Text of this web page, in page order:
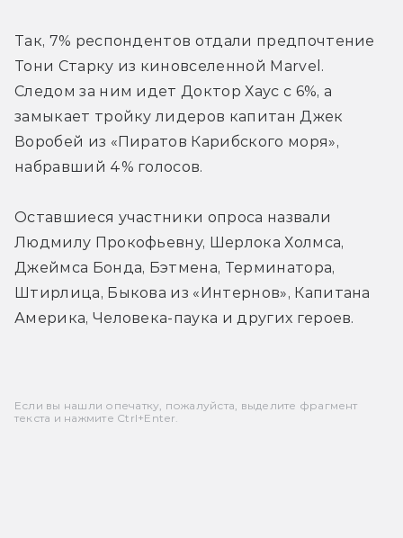
Так, 7% респондентов отдали предпочтение
Тони Старку из киновселенной Marvel.
Следом за ним идет Доктор Хаус с 6%, а
замыкает тройку лидеров капитан Джек
Воробей из «Пиратов Карибского моря»,
набравший 4% голосов.
Оставшиеся участники опроса назвали
Людмилу Прокофьевну, Шерлока Холмса,
Джеймса Бонда, Бэтмена, Терминатора,
Штирлица, Быкова из «Интернов», Капитана
Америка, Человека-паука и других героев.
Если вы нашли опечатку, пожалуйста, выделите фрагмент
текста и нажмите Ctrl+Enter.